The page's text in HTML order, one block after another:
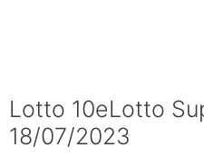
Lotto 10eLotto
18/07/2023